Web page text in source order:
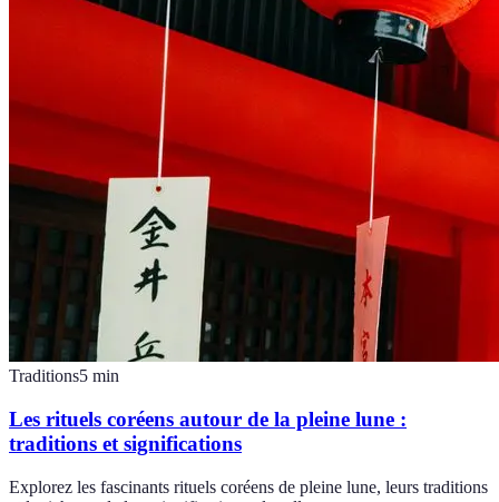
Traditions5 min
Les rituels coréens autour de la pleine lune :
traditions et significations
Explorez les fascinants rituels coréens de pleine lune, leurs traditions